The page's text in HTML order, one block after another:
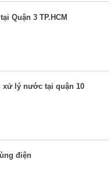
Quận 3 TP.HCM
lý nước tại quận 10
điện